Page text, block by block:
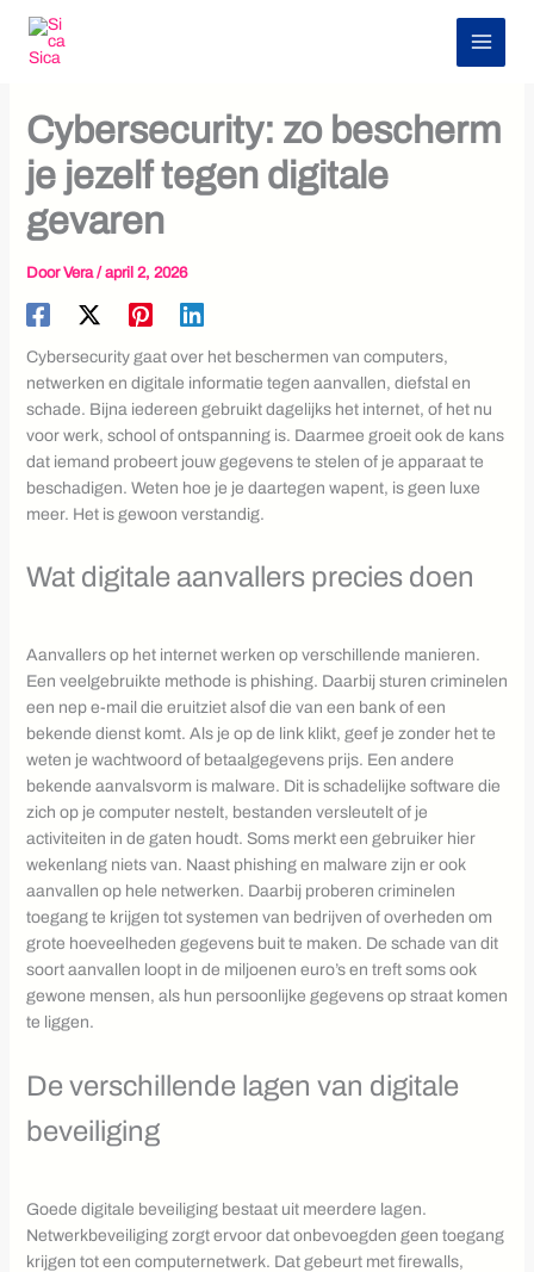
naar
Cybersecurity: zo bescherm
je jezelf tegen digitale
gevaren
DoorVera/ april 2, 2026
Cybersecurity gaat over het beschermen van computers,
netwerken en digitale informatie tegen aanvallen, diefstal en
schade. Bijna iedereen gebruikt dagelijks het internet, of het nu
voor werk, school of ontspanning is. Daarmee groeit ook de kans
dat iemand probeert jouw gegevens te stelen of je apparaat te
beschadigen. Weten hoe je je daartegen wapent, is geen luxe
meer. Het is gewoon verstandig.
Wat digitale aanvallers precies doen
Aanvallers op het internet werken op verschillende manieren.
Een veelgebruikte methode is phishing. Daarbij sturen criminelen
een nep e-mail die eruitziet alsof die van een bank of een
bekende dienst komt. Als je op de link klikt, geef je zonder het te
weten je wachtwoord of betaalgegevens prijs. Een andere
bekende aanvalsvorm is malware. Dit is schadelijke software die
zich op je computer nestelt, bestanden versleutelt of je
activiteiten in de gaten houdt. Soms merkt een gebruiker hier
wekenlang niets van. Naast phishing en malware zijn er ook
aanvallen op hele netwerken. Daarbij proberen criminelen
toegang te krijgen tot systemen van bedrijven of overheden om
grote hoeveelheden gegevens buit te maken. De schade van dit
soort aanvallen loopt in de miljoenen euro’s en treft soms ook
gewone mensen, als hun persoonlijke gegevens op straat komen
te liggen.
De verschillende lagen van digitale
beveiliging
Goede digitale beveiliging bestaat uit meerdere lagen.
Netwerkbeveiliging zorgt ervoor dat onbevoegden geen toegang
krijgen tot een computernetwerk. Dat gebeurt met firewalls,
o
e
n